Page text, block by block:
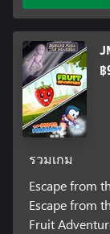
รวมเกม
Escape from
Escape from
Fruit